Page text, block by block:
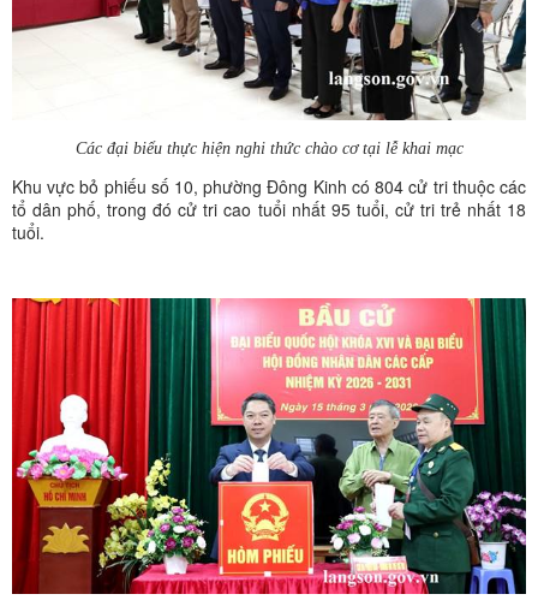
Các đại biểu thực hiện nghi thức chào cơ tại lễ khai mạc
Khu vực bỏ phiếu số 10, phường Đông Kinh có 804 cử tri thuộc các
tổ dân phố, trong đó cử tri cao tuổi nhất 95 tuổi, cử tri trẻ nhất 18
tuổi.